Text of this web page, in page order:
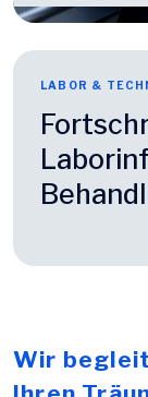
LABOR &
Wir